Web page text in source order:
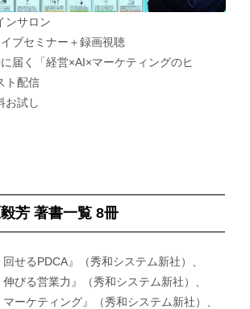
ンサロン
ブセミナー＋録画視聴
届く「経営×AI×マーケティングのヒ
ト配信
お試し
芳 著書一覧 8冊
回せるPDCA』（秀和システム新社）、
伸びる営業力』（秀和システム新社）、
マーケティング』（秀和システム新社）、